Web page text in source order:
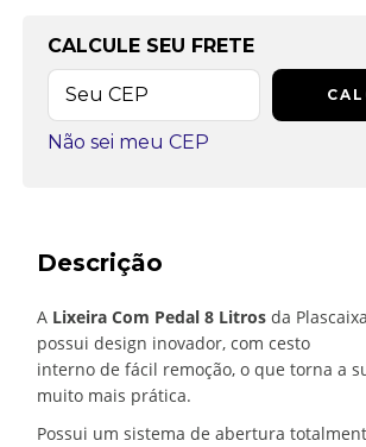
CALCULE SEU FRETE
Não sei meu CEP
Descrição
A Lixeira Com Pedal 8 Litros da
possui design inovador, com cesto
interno de fácil remoção, o que torna a
muito mais prática.
Possui um sistema de abertura